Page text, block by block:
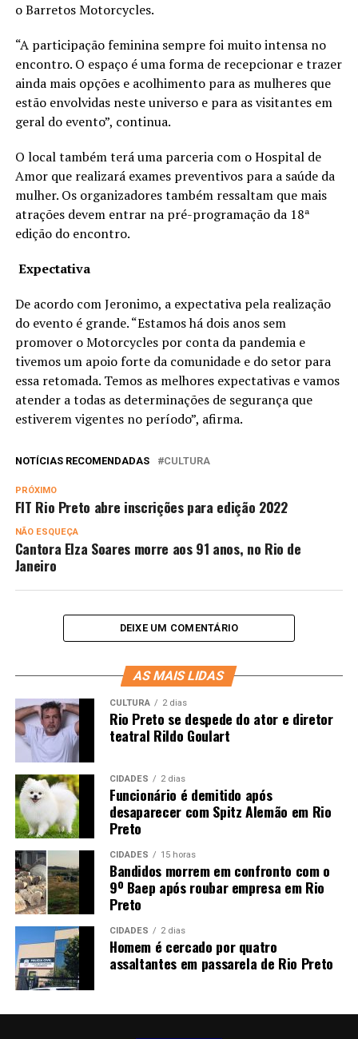
o Barretos Motorcycles.
“A participação feminina sempre foi muito intensa no
encontro. O espaço é uma forma de recepcionar e trazer
ainda mais opções e acolhimento para as mulheres que
estão envolvidas neste universo e para as visitantes em
geral do evento”, continua.
O local também terá uma parceria com o Hospital de
Amor que realizará exames preventivos para a saúde da
mulher. Os organizadores também ressaltam que mais
atrações devem entrar na pré-programação da 18ª
edição do encontro.
Expectativa
De acordo com Jeronimo, a expectativa pela realização
do evento é grande. “Estamos há dois anos sem
promover o Motorcycles por conta da pandemia e
tivemos um apoio forte da comunidade e do setor para
essa retomada. Temos as melhores expectativas e vamos
atender a todas as determinações de segurança que
estiverem vigentes no período”, afirma.
NOTÍCIAS RECOMENDADAS CULTURA
PRÓXIMO
FIT Rio Preto abre inscrições para edição 2022
NÃO ESQUEÇA
Cantora Elza Soares morre aos 91 anos, no Rio de
Janeiro
DEIXE UM COMENTÁRIO
AS MAIS LIDAS
CULTURA 2 dias
Rio Preto se despede do ator e diretor
teatral Rildo Goulart
CIDADES 2 dias
Funcionário é demitido após
desaparecer com Spitz Alemão em Rio
Preto
CIDADES 15 horas
Bandidos morrem em confronto com o
9º Baep após roubar empresa em Rio
Preto
CIDADES 2 dias
Homem é cercado por quatro
assaltantes em passarela de Rio Preto